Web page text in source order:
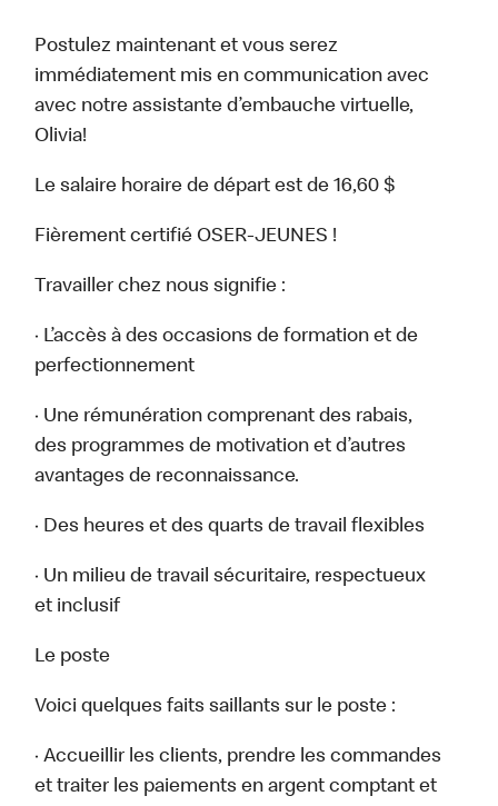
Postulez maintenant et vous serez
immédiatement mis en communication avec
avec notre assistante d’embauche virtuelle,
Olivia!
Le salaire horaire de départ est de 16,60 $
Fièrement certifié OSER-JEUNES !
Travailler chez nous signifie :
· L’accès à des occasions de formation et de
perfectionnement
· Une rémunération comprenant des rabais,
des programmes de motivation et d’autres
avantages de reconnaissance.
· Des heures et des quarts de travail flexibles
· Un milieu de travail sécuritaire, respectueux
et inclusif
Le poste
Voici quelques faits saillants sur le poste :
· Accueillir les clients, prendre les commandes
et traiter les paiements en argent comptant et